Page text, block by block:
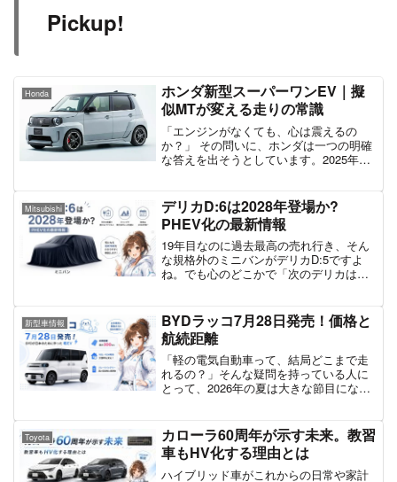
Pickup!
Honda
ホンダ新型スーパーワンEV｜擬
似MTが変える走りの常識
「エンジンがなくても、心は震えるの
か？」 その問いに、ホンダは一つの明確
な答えを出そうとしています。2025年の
プ』。その市販版が、いよいよ2026年7月
に登場すると...
Mitsubishi
デリカD:6は2028年登場か?
PHEV化の最新情報
19年目なのに過去最高の売れ行き、そん
な規格外のミニバンがデリカD:5ですよ
ね。でも心のどこかで「次のデリカはい
っかけに、次期型「デリカD:6」の噂が一
気に現実味を帯びてきました。この記事
では、公式発表とスクープ情報をきちん
と切り分けながら、今わかっていること
を整理していきますね。この記事でわか
る3つの視点・三菱の中長期ビジョンに写
った「ミニバン」シルエットの正体と
ンプがどう変わるかの予想・発売は2028
年頃?待つべきか改良版D:5を選ぶべきか
の判断材料
新型車情報
BYDラッコ7月28日発売！価格と
航続距離
「軽の電気自動車って、結局どこまで走
れるの？」そんな疑問を持っている人に
とって、2026年の夏は大きな節目になり
初の軽EV「RACCO（ラッコ）」を2026
年7月28日に発売します。発売日はもう目
の前。今わかっている情報を、やさしく
整理しておきましょう。
Toyota
カローラ60周年が示す未来。教習
車もHV化する理由とは
ハイブリッド車がこれからの日常や家計